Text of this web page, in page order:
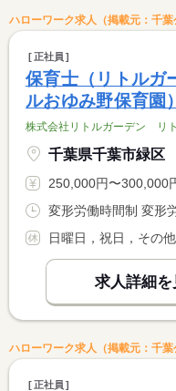
ハローワーク求人（掲載元：千葉
正社員
保育士（リトルガ
ルおゆみ野保育園）
株式会社リトルガーデン リ
千葉県千葉市緑区
250,000円〜300,000円 ※フルタイム求人の場
日曜日，祝日，その他
求人詳細を
ハローワーク求人（掲載元：千葉
正社員